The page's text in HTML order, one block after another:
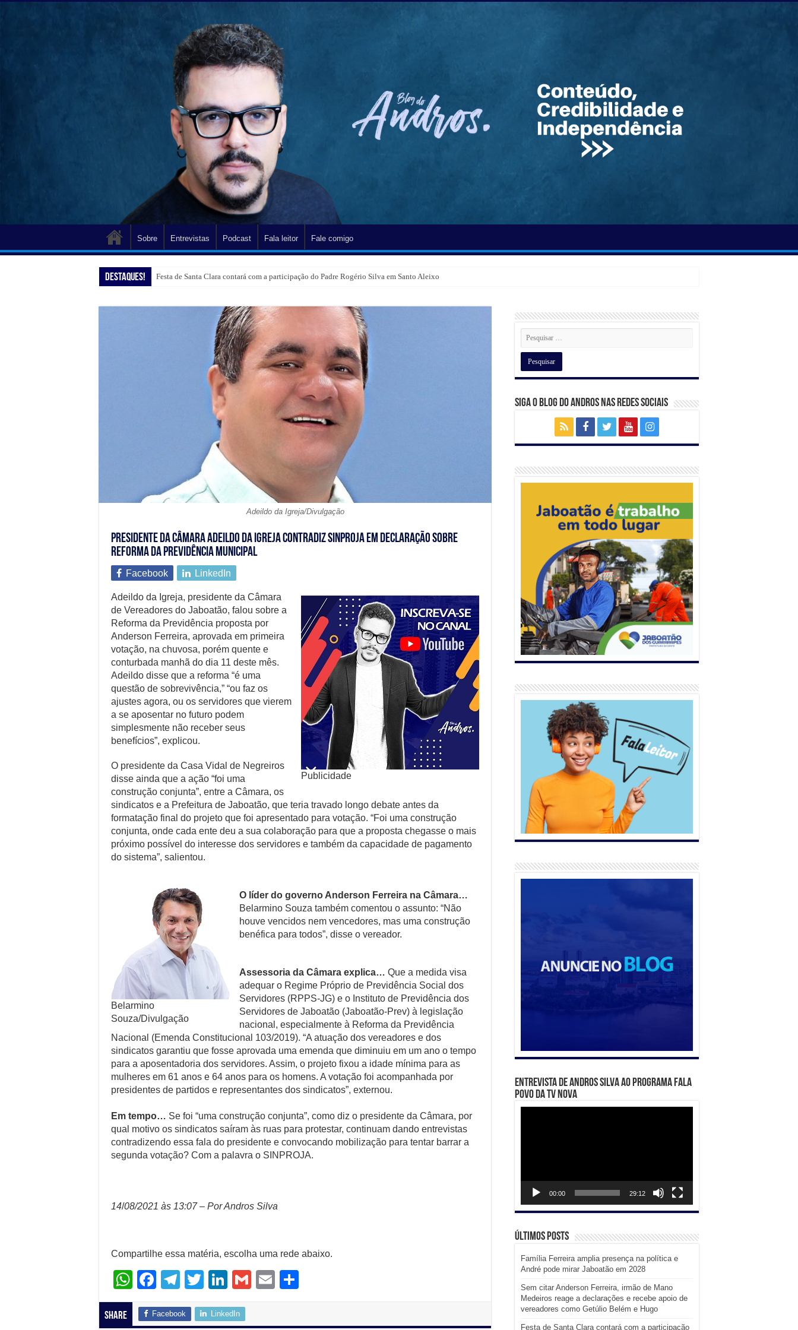
Sobre Entrevistas Podcast Fala leitor Fale comigo
Destaques! Festa de Santa Clara contará com a participação do Padre Rogério Silva em Santo Aleixo
Shopping Guararapes presenteia clientes com camiseta da Broomer nas compras para o Dia dos Pais
Adeildo da Igreja/Divulgação
Presidente da Câmara Adeildo da Igreja contradiz SINPROJA em declaração sobre
Reforma da Previdência municipal
Facebook LinkedIn
Publicidade
Adeildo da Igreja, presidente da Câmara
de Vereadores do Jaboatão, falou sobre a
Reforma da Previdência proposta por
Anderson Ferreira, aprovada em primeira
votação, na chuvosa, porém quente e
conturbada manhã do dia 11 deste mês.
Adeildo disse que a reforma “é uma
questão de sobrevivência,” “ou faz os
ajustes agora, ou os servidores que vierem
a se aposentar no futuro podem
simplesmente não receber seus
benefícios”, explicou.
O presidente da Casa Vidal de Negreiros
disse ainda que a ação “foi uma
construção conjunta”, entre a Câmara, os
sindicatos e a Prefeitura de Jaboatão, que teria travado longo debate antes da
formatação final do projeto que foi apresentado para votação. “Foi uma construção
conjunta, onde cada ente deu a sua colaboração para que a proposta chegasse o mais
próximo possível do interesse dos servidores e também da capacidade de pagamento
do sistema”, salientou.
Belarmino
Souza/Divulgação
O líder do governo Anderson Ferreira na Câmara…
Belarmino Souza também comentou o assunto: “Não
houve vencidos nem vencedores, mas uma construção
benéfica para todos”, disse o vereador.
Assessoria da Câmara explica… Que a medida visa
adequar o Regime Próprio de Previdência Social dos
Servidores (RPPS-JG) e o Instituto de Previdência dos
Servidores de Jaboatão (Jaboatão-Prev) à legislação
nacional, especialmente à Reforma da Previdência
Nacional (Emenda Constitucional 103/2019). “A atuação dos vereadores e dos
sindicatos garantiu que fosse aprovada uma emenda que diminuiu em um ano o tempo
para a aposentadoria dos servidores. Assim, o projeto fixou a idade mínima para as
mulheres em 61 anos e 64 anos para os homens. A votação foi acompanhada por
presidentes de partidos e representantes dos sindicatos”, externou.
Em tempo… Se foi “uma construção conjunta”, como diz o presidente da Câmara, por
qual motivo os sindicatos saíram às ruas para protestar, continuam dando entrevistas
contradizendo essa fala do presidente e convocando mobilização para tentar barrar a
segunda votação? Com a palavra o SINPROJA.
14/08/2021 às 13:07 – Por Andros Silva
Compartilhe essa matéria, escolha uma rede abaixo.
W
at
F
c
T
e
T
tt
Li
k
G
E
Share Facebook LinkedIn
Siga o Blog do Andros nas Redes Sociais
Entrevista de Andros Silva ao programa Fala
Povo da TV Nova
00:00 29:12
Últimos posts
Família Ferreira amplia presença na política e
André pode mirar Jaboatão em 2028
Sem citar Anderson Ferreira, irmão de Mano
Medeiros reage a declarações e recebe apoio de
vereadores como Getúlio Belém e Hugo
Festa de Santa Clara contará com a participação